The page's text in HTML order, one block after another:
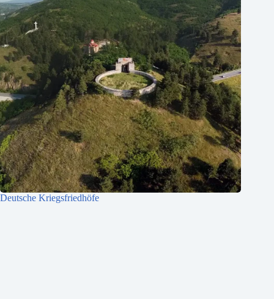
Deutsche Kriegsfriedhöfe